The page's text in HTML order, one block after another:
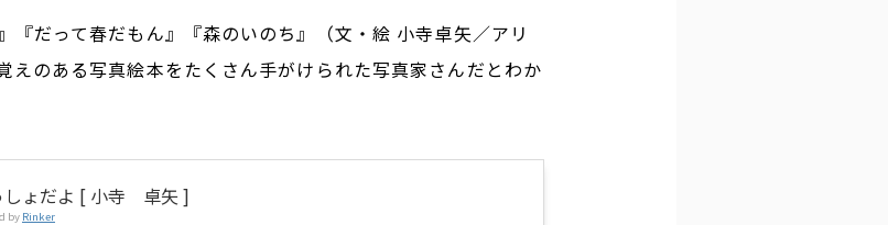
『だって春だもん』『森のいのち』（文・絵 小寺卓矢／アリ
えのある写真絵本をたくさん手がけられた写真家さんだとわか
しょだよ [ 小寺 卓矢 ]
by Rinker